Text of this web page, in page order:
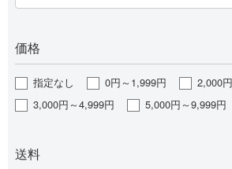
価格
指定なし 0円～1,999円
2,000
3,000円～4,999円
5,000円～9,999円
送料